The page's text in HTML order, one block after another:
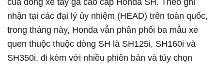
của dòng xe tay ga cao cấp Honda SH. Theo ghi
nhận tại các đại lý ủy nhiệm (HEAD) trên toàn quốc,
trong tháng này, Honda vẫn phân phối ba mẫu xe
quen thuộc thuộc dòng SH là SH125i, SH160i và
SH350i, đi kèm với nhiều phiên bản và tùy chọn